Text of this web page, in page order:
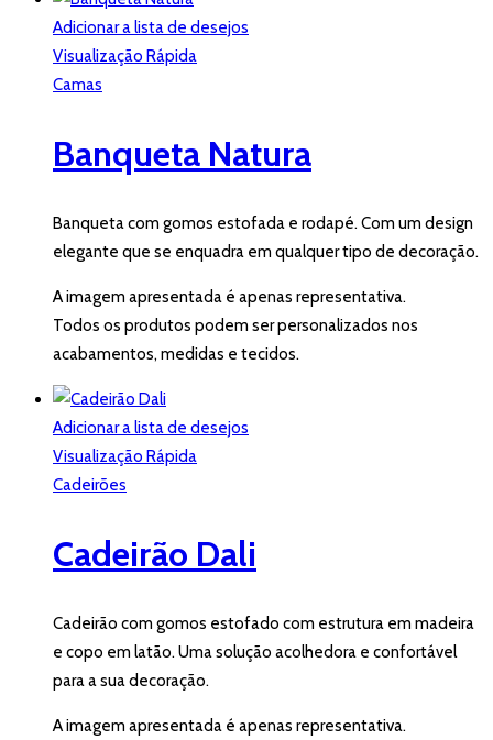
Adicionar a lista de desejos
Visualização Rápida
Camas
Banqueta Natura
Banqueta com gomos estofada e rodapé. Com um design
elegante que se enquadra em qualquer tipo de decoração.
A imagem apresentada é apenas representativa.
Todos os produtos podem ser personalizados nos
acabamentos, medidas e tecidos.
Adicionar a lista de desejos
Visualização Rápida
Cadeirões
Cadeirão Dali
Cadeirão com gomos estofado com estrutura em madeira
e copo em latão. Uma solução acolhedora e confortável
para a sua decoração.
A imagem apresentada é apenas representativa.